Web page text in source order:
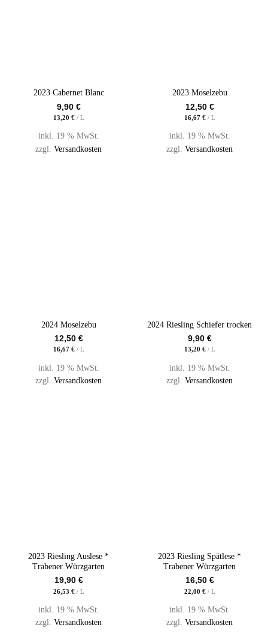
2023 Cabernet Blanc
9,90 €
13,20 €/ L
inkl. 19 % MwSt.
zzgl. Versandkosten
2023 Moselzebu
12,50 €
16,67 €/ L
inkl. 19 % MwSt.
zzgl. Versandkosten
2024 Moselzebu
12,50 €
16,67 €/ L
inkl. 19 % MwSt.
zzgl. Versandkosten
2024 Riesling Schiefer trocken
9,90 €
13,20 €/ L
inkl. 19 % MwSt.
zzgl. Versandkosten
2023 Riesling Auslese *
Trabener Würzgarten
19,90 €
26,53 €/ L
inkl. 19 % MwSt.
zzgl. Versandkosten
2023 Riesling Spätlese *
Trabener Würzgarten
16,50 €
22,00 €/ L
inkl. 19 % MwSt.
zzgl. Versandkosten